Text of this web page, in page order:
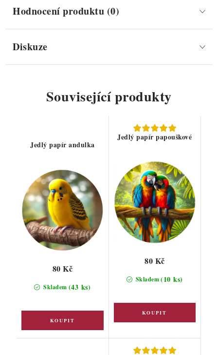
Hodnocení produktu (0)
Diskuze
Související produkty
Jedlý papír andulka
Skladem (43 ks)
80 Kč
Jedlý papír papouškové
Skladem(10 ks)
80 Kč